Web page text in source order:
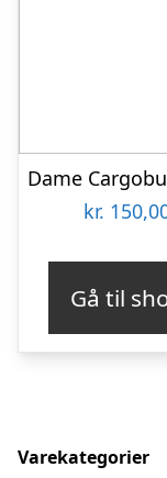
kr.
Gå til
Varekategorier